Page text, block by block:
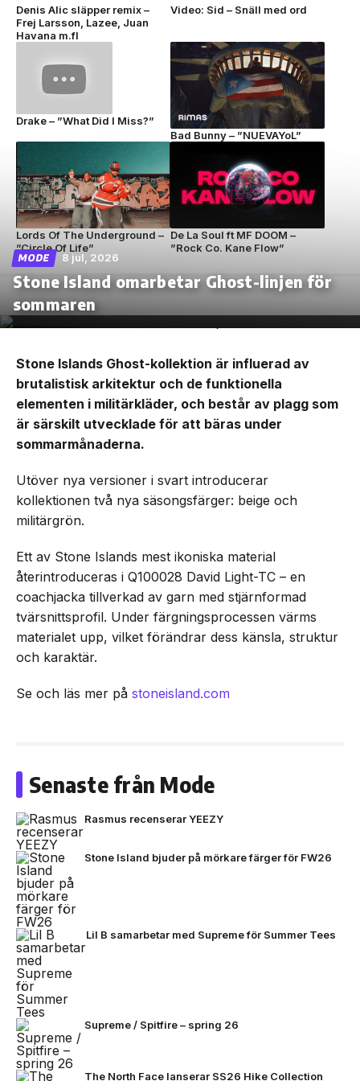
Denis Alic släpper remix –
Frej Larsson, Lazee, Juan
Havana m.fl
Video: Sid – Snäll med ord
Drake – ”What Did I Miss?”
Bad Bunny – ”NUEVAYoL”
Lords Of The Underground –
”Circle Of Life”
De La Soul ft MF DOOM –
”Rock Co. Kane Flow”
MODE 8 jul, 2026
Stone Island omarbetar Ghost-linjen för
sommaren
Stone Islands Ghost-kollektion är influerad av
brutalistisk arkitektur och de funktionella
elementen i militärkläder, och består av plagg som
är särskilt utvecklade för att bäras under
sommarmånaderna.
Utöver nya versioner i svart introducerar
kollektionen två nya säsongsfärger: beige och
militärgrön.
Ett av Stone Islands mest ikoniska material
återintroduceras i Q100028 David Light-TC – en
coachjacka tillverkad av garn med stjärnformad
tvärsnittsprofil. Under färgningsprocessen värms
materialet upp, vilket förändrar dess känsla, struktur
och karaktär.
Se och läs mer på stoneisland.com
Senaste från Mode
Rasmus recenserar YEEZY
Stone Island bjuder på mörkare färger för FW26
Lil B samarbetar med Supreme för Summer Tees
Supreme / Spitfire – spring 26
The North Face lanserar SS26 Hike Collection